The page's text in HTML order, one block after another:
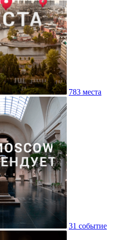
783 места
31 событие